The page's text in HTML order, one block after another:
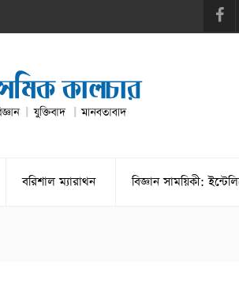
বরিশাল ম্যারাথন বিজ্ঞান সাময়িকী: